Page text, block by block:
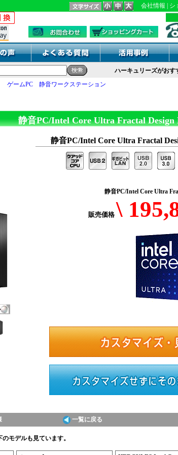
会社情報 シ
ハーキュリーズがおす
ゲームPC
静音ワークステーション
静音PC/Intel Core Ultra Fractal
静音PC/Intel Core Ultra Fractal
静音PC/Intel Core Ultra
販売価格 \
一覧に戻る
モデルも見ています。